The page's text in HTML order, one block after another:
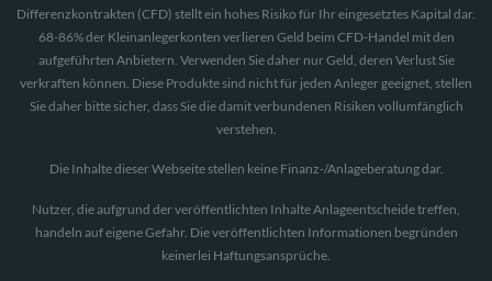
Differenzkontrakten (CFD) stellt ein hohes Risiko für Ihr eingesetztes Kapital dar.
68-86% der Kleinanlegerkonten verlieren Geld beim CFD-Handel mit den
aufgeführten Anbietern. Verwenden Sie daher nur Geld, deren Verlust Sie
verkraften können. Diese Produkte sind nicht für jeden Anleger geeignet, stellen
Sie daher bitte sicher, dass Sie die damit verbundenen Risiken vollumfänglich
verstehen.
Die Inhalte dieser Webseite stellen keine Finanz-/Anlageberatung dar.
Nutzer, die aufgrund der veröffentlichten Inhalte Anlageentscheide treffen,
handeln auf eigene Gefahr. Die veröffentlichten Informationen begründen
keinerlei Haftungsansprüche.